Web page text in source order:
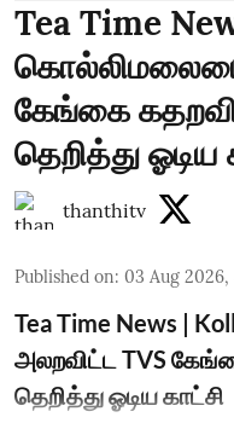
Tea Time
கேங்கை
தெறித்து ஓடிய
thanthitv
Published on: 03 Aug 2026,
Tea Time News |
அலறவிட்ட TVS
தெறித்து ஓடிய காட்சி